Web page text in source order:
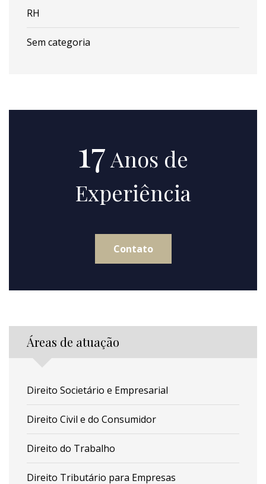
RH
Sem categoria
17Anos de
Experiência
Contato
Áreas de atuação
Direito Societário e Empresarial
Direito Civil e do Consumidor
Direito do Trabalho
Direito Tributário para Empresas